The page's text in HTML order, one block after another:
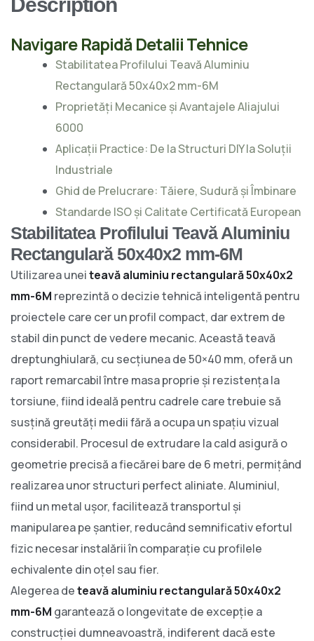
Navigare Rapidă Detalii Tehnice
Stabilitatea Profilului Teavă Aluminiu
Rectangulară 50x40x2 mm-6M
Proprietăți Mecanice și Avantajele Aliajului
6000
Aplicații Practice: De la Structuri DIY la Soluții
Industriale
Ghid de Prelucrare: Tăiere, Sudură și Îmbinare
Standarde ISO și Calitate Certificată European
Stabilitatea Profilului Teavă Aluminiu
Rectangulară 50x40x2 mm-6M
Utilizarea uneiteavă aluminiu rectangulară 50x40x2
mm-6M reprezintă o decizie tehnică inteligentă pentru
proiectele care cer un profil compact, dar extrem de
stabil din punct de vedere mecanic. Această teavă
dreptunghiulară, cu secțiunea de 50×40 mm, oferă un
raport remarcabil între masa proprie și rezistența la
torsiune, fiind ideală pentru cadrele care trebuie să
susțină greutăți medii fără a ocupa un spațiu vizual
considerabil. Procesul de extrudare la cald asigură o
geometrie precisă a fiecărei bare de 6 metri, permițând
realizarea unor structuri perfect aliniate. Aluminiul,
fiind un metal ușor, facilitează transportul și
manipularea pe șantier, reducând semnificativ efortul
fizic necesar instalării în comparație cu profilele
echivalente din oțel sau fier.
Alegerea deteavă aluminiu rectangulară 50x40x2
mm-6M garantează o longevitate de excepție a
construcției dumneavoastră, indiferent dacă este